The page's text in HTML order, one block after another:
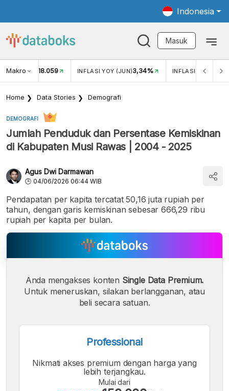
Indonesia
Masuk
Makro
USD/IDR 18.059 INFLASI YOY (JUN)3,34% INFLASI MOM
Home Data Stories Demografi
DEMOGRAFI
Jumlah Penduduk dan Persentase Kemiskinan
di Kabupaten Musi Rawas | 2004 - 2025
Agus Dwi Darmawan
04/06/2026 06:44 WIB
Pendapatan per kapita tercatat 50,16 juta rupiah per
tahun, dengan garis kemiskinan sebesar 666,29 ribu
rupiah per kapita per bulan.
A
Font
A
Font
Sedang
A
Font
Besar
Anda mengakses konten Single Data Premium.
Untuk meneruskan, silakan berlangganan, atau
beli secara satuan.
Professional
Nikmati akses premium dengan harga yang
lebih terjangkau.
Mulai dari